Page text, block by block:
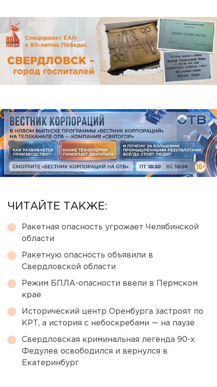
ЧИТАЙТЕ ТАКЖЕ:
Ракетная опасность угрожает Челябинской
области
Ракетную опасность объявили в
Свердловской области
Режим БПЛА-опасности ввели в Пермском
крае
Исторический центр Оренбурга застроят по
КРТ, а история с небоскребами — на паузе
Свердловская криминальная легенда 90-х
Федулев освободился и вернулся в
Екатеринбург